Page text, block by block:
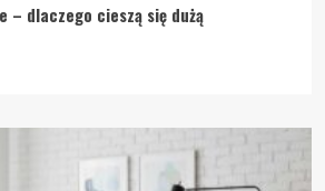
– dlaczego cieszą się dużą